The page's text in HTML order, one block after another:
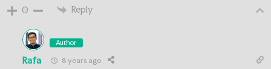
0 Reply
Author
Rafa 8 years ago